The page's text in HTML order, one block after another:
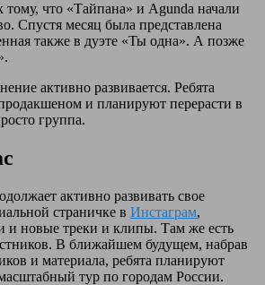
тому, что «Тайпана» и Agunda начали
Спустя месяц была представлена
также в дуэте «Ты одна». А позже
активно развивается. Ребята
и планируют перерасти в
группа.
активно развивать свое
страничке в Инстаграм,
и новые треки и клипы. Там же есть
В ближайшем будущем, набрав
и материала, ребята планируют
тур по городам России.